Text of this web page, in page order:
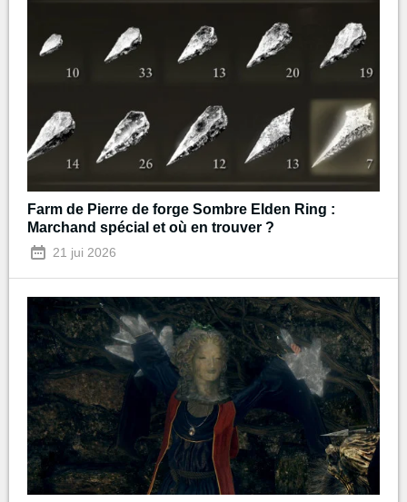
Farm de Pierre de forge Sombre Elden Ring :
Marchand spécial et où en trouver ?
21 jui 2026